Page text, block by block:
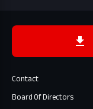
Contact
Board Of Directors